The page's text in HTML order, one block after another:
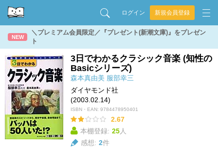
ログイン 新規会員登録
NEW
＼プレミアム会員限定／『プレゼント(新潮文庫)』をプレゼン
ト
3日でわかるクラシック音楽 (知性の
Basicシリーズ)
森本真由美 服部幸三
ダイヤモンド社
(2003.02.14)
ISBN・EAN: 9784478950401
2.67
本棚登録: 25人
感想: 2件